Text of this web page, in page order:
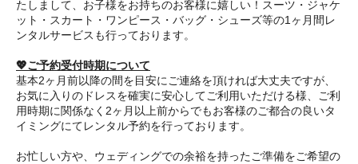
たしまして、お子様をお持ちのお客様に嬉しい！スーツ・ジャケ
ット・スカート・ワンピース・バッグ・シューズ等の1ヶ月間レ
ンタルサービスも行っております。
💖ご予約受付時期について
基本2ヶ月前以降の間を目安にご連絡を頂ければ大丈夫ですが、
お気に入りのドレスを確実に安心してご利用いただける様、ご利
用時期に関係なく2ヶ月以上前からでもお客様のご都合の良いタ
イミングにてレンタル予約を行っております。
お忙しい方や、ウェディングでの余裕を持ったご準備をご希望の